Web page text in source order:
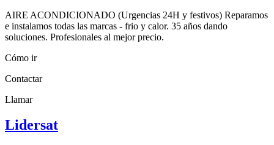
AIRE ACONDICIONADO (Urgencias 24H y festivos) Reparamos
e instalamos todas las marcas - frio y calor. 35 años dando
soluciones. Profesionales al mejor precio.
Cómo ir
Contactar
Llamar
Lidersat